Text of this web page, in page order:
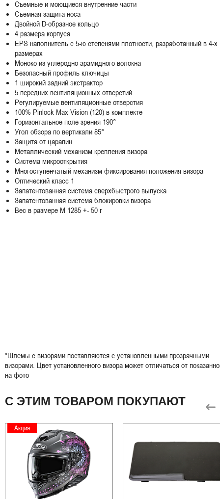
Съемные и моющиеся внутренние части
Съемная защита носа
Двойной D-образное кольцо
4 размера корпуса
EPS наполнитель с 5-ю степенями плотности, разработанный в 4-х
размерах
Моноко из углеродно-арамидного волокна
Безопасный профиль ключицы
1 широкий задний экстрактор
5 передних вентиляционных отверстий
Регулируемые вентиляционные отверстия
100% Pinlock Max Vision (120) в комплекте
Горизонтальное поле зрения 190°
Угол обзора по вертикали 85°
Защита от царапин
Металлический механизм крепления визора
Система микрооткрытия
Многоступенчатый механизм фиксирования положения визора
Оптический класс 1
Запатентованная система сверхбыстрого выпуска
Запатентованная система блокировки визора
Вес в размере M 1285 +- 50 г
*Шлемы с визорами поставляются с установленными прозрачными
визорами. Цвет установленного визора может отличаться от
на фото
С ЭТИМ ТОВАРОМ ПОКУПАЮТ
Акция